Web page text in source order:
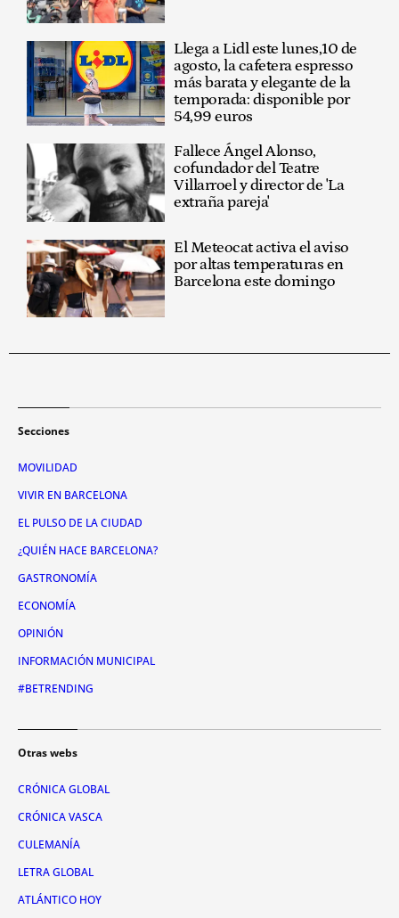
Llega a Lidl este lunes,10 de
agosto, la cafetera espresso
más barata y elegante de la
temporada: disponible por
54,99 euros
Fallece Ángel Alonso,
cofundador del Teatre
Villarroel y director de 'La
extraña pareja'
El Meteocat activa el aviso
por altas temperaturas en
Barcelona este domingo
Secciones
MOVILIDAD
VIVIR EN BARCELONA
EL PULSO DE LA CIUDAD
¿QUIÉN HACE BARCELONA?
GASTRONOMÍA
ECONOMÍA
OPINIÓN
INFORMACIÓN MUNICIPAL
#BETRENDING
Otras webs
CRÓNICA GLOBAL
CRÓNICA VASCA
CULEMANÍA
LETRA GLOBAL
ATLÁNTICO HOY